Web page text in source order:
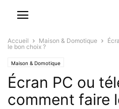
Accueil Maison & Domotique
le bon choix ?
Maison & Domotique
Écran PC ou
comment faire